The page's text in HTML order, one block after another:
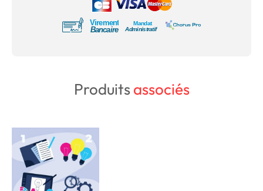
Produitsassociés